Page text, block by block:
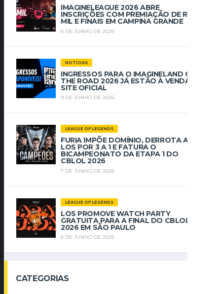
IMAGINELEAGUE 2026 ABRE
INSCRIÇÕES COM PREMIAÇÃO DE R$ 112
MIL E FINAIS EM CAMPINA GRANDE
6 DE JUNHO DE 2026
NOTÍCIAS
INGRESSOS PARA O IMAGINELAND ON
THE ROAD 2026 JÁ ESTÃO À VENDA NO
SITE OFICIAL
9 DE JUNHO DE 2026
LEAGUE OF LEGENDS
FURIA IMPÕE DOMÍNIO, DERROTA A
LOS POR 3 A 1 E FATURA O
BICAMPEONATO DA ETAPA 1 DO
CBLOL 2026
7 DE JUNHO DE 2026
LEAGUE OF LEGENDS
LOS PROMOVE WATCH PARTY
GRATUITA PARA A FINAL DO CBLOL
2026 EM SÃO PAULO
6 DE JUNHO DE 2026
CATEGORIAS